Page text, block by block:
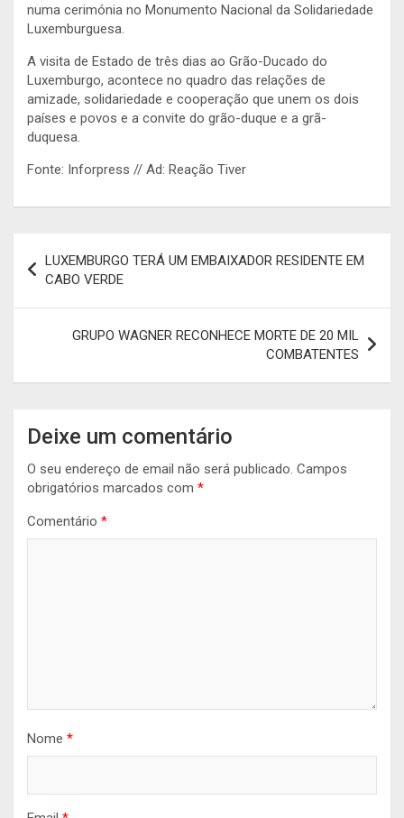
numa cerimónia no Monumento Nacional da Solidariedade
Luxemburguesa.
A visita de Estado de três dias ao Grão-Ducado do
Luxemburgo, acontece no quadro das relações de
amizade, solidariedade e cooperação que unem os dois
países e povos e a convite do grão-duque e a grã-
duquesa.
Fonte: Inforpress // Ad: Reação Tiver
de
artigos
LUXEMBURGO TERÁ UM EMBAIXADOR RESIDENTE EM
CABO VERDE
GRUPO WAGNER RECONHECE MORTE DE 20 MIL
COMBATENTES
Deixe um comentário
O seu endereço de email não será publicado. Campos
obrigatórios marcados com *
Comentário *
Nome *